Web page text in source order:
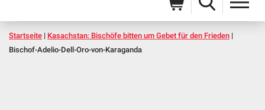
Startseite | Kasachstan: Bischöfe bitten um Gebet für den Frieden |
Bischof-Adelio-Dell-Oro-von-Karaganda